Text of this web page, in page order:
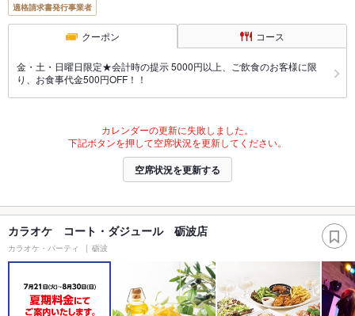
適格請求書発行事業者
クーポン コース
金・土・日曜日限定★会計時の提示 5000円以上、ご飲食のお客様に限
り、お食事代金500円OFF！！
カレンダーの更新に失敗しました。
下記ボタンを押して空席状況を更新してください。
空席状況を更新する
カラオケ コート・ダジュール 砺波店
カラオケ・パーティ 砺波